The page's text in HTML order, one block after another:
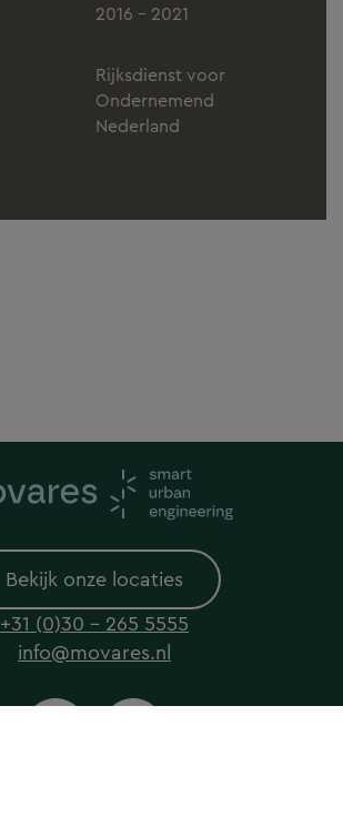
2016 - 2021
Rijksdienst voor
Ondernemend
Nederland
Bekijk onze locaties
+31 (0)30 - 265 5555
info@movares.nl